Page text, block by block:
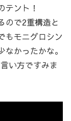
テント！
ので2重構造と
もモニグロシン
かったかな。
い方ですみま